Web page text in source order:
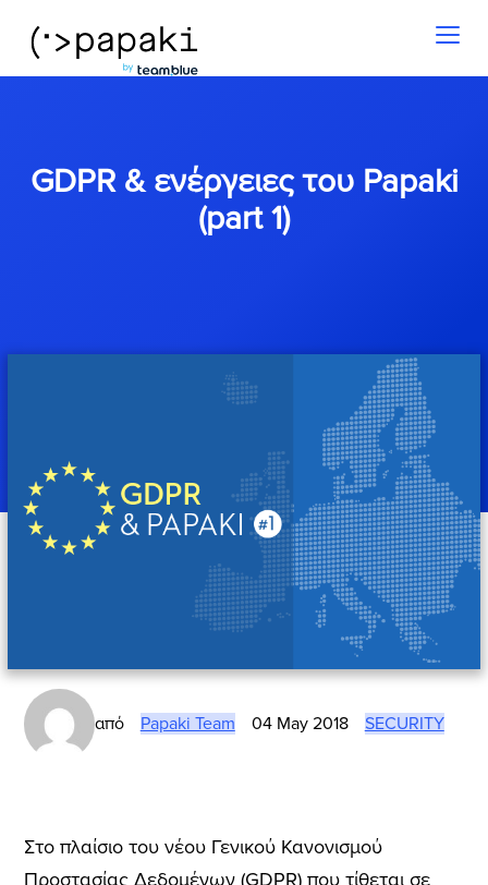
GDPR & ενέργειες του Papaki
(part 1)
από Papaki Team 04 May 2018 SECURITY
Στο πλαίσιο του νέου Γενικού Κανονισμού
Προστασίας Δεδομένων (GDPR) που τίθεται σε